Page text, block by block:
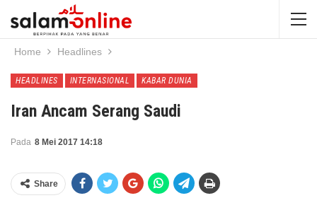
Home Headlines
HEADLINES INTERNASIONAL KABAR DUNIA
Iran Ancam Serang Saudi
Pada 8 Mei 2017 14:18
Share